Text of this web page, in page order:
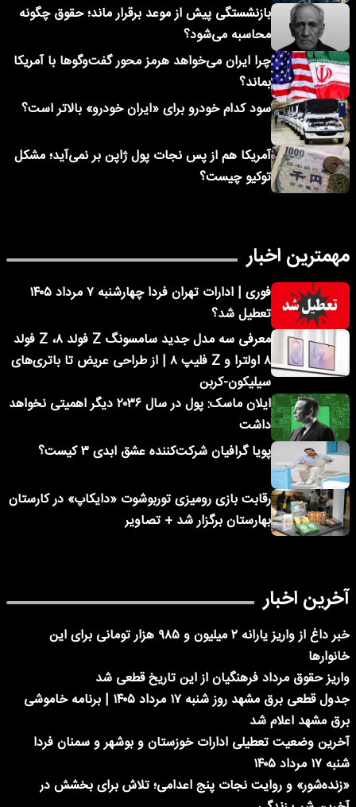
بازنشستگی پیش از موعد برقرار ماند؛ حقوق چگونه
محاسبه می‌شود؟
چرا ایران می‌خواهد هرمز محور گفت‌وگوها با آمریکا
بماند؟
سود کدام خودرو برای «ایران خودرو» بالاتر است؟
آمریکا هم از پس نجات پول ژاپن بر نمی‌آید؛ مشکل
توکیو چیست؟
مهمترین اخبار
فوری | ادارات تهران فردا چهارشنبه ۷ مرداد ۱۴۰۵
تعطیل شد؟
معرفی سه مدل جدید سامسونگ Z فولد ۸، Z فولد
۸ اولترا و Z فلیپ ۸ | از طراحی عریض تا باتری‌های
سیلیکون-کربن
ایلان ماسک: پول در سال ۲۰۳۶ دیگر اهمیتی نخواهد
داشت
پویا گرافیان شرکت‌کننده عشق ابدی ۳ کیست؟
رقابت بازی رومیزی توربوشوت «دایکاپ» در کارستان
بهارستان برگزار شد + تصاویر
آخرین اخبار
خبر داغ از واریز یارانه ۲ میلیون و ۹۸۵ هزار تومانی برای این
خانوارها
واریز حقوق مرداد فرهنگیان از این تاریخ قطعی شد
جدول قطعی برق مشهد روز شنبه ۱۷ مرداد ۱۴۰۵ | برنامه خاموشی
برق مشهد اعلام شد
آخرین وضعیت تعطیلی ادارات خوزستان و بوشهر و سمنان فردا
شنبه ۱۷ مرداد ۱۴۰۵
«زنده‌شور» و روایت نجات پنج اعدامی؛ تلاش برای بخشش در